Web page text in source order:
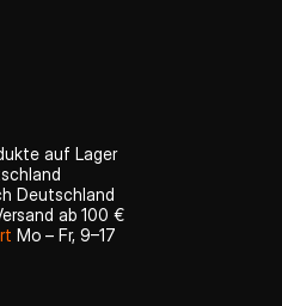
auf Lager
Deutschland
ab 100 €
Mo – Fr, 9–17